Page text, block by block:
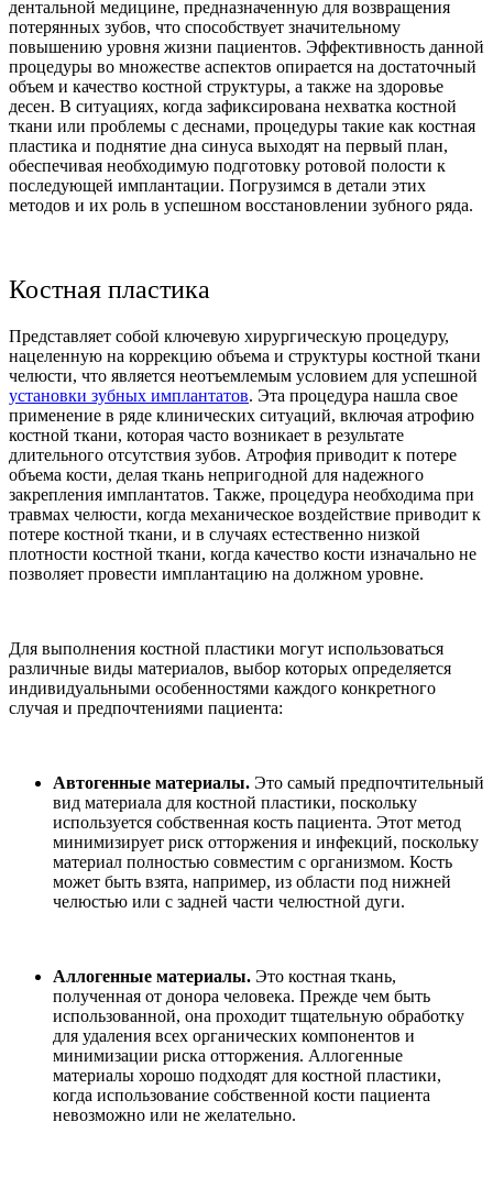
дентальной медицине, предназначенную для возвращения
потерянных зубов, что способствует значительному
повышению уровня жизни пациентов. Эффективность данной
процедуры во множестве аспектов опирается на достаточный
объем и качество костной структуры, а также на здоровье
десен. В ситуациях, когда зафиксирована нехватка костной
ткани или проблемы с деснами, процедуры такие как костная
пластика и поднятие дна синуса выходят на первый план,
обеспечивая необходимую подготовку ротовой полости к
последующей имплантации. Погрузимся в детали этих
методов и их роль в успешном восстановлении зубного ряда.
Костная пластика
Представляет собой ключевую хирургическую процедуру,
нацеленную на коррекцию объема и структуры костной ткани
челюсти, что является неотъемлемым условием для успешной
установки зубных имплантатов. Эта процедура нашла свое
применение в ряде клинических ситуаций, включая атрофию
костной ткани, которая часто возникает в результате
длительного отсутствия зубов. Атрофия приводит к потере
объема кости, делая ткань непригодной для надежного
закрепления имплантатов. Также, процедура необходима при
травмах челюсти, когда механическое воздействие приводит к
потере костной ткани, и в случаях естественно низкой
плотности костной ткани, когда качество кости изначально не
позволяет провести имплантацию на должном уровне.
Для выполнения костной пластики могут использоваться
различные виды материалов, выбор которых определяется
индивидуальными особенностями каждого конкретного
случая и предпочтениями пациента:
Автогенные материалы. Это самый предпочтительный
вид материала для костной пластики, поскольку
используется собственная кость пациента. Этот метод
минимизирует риск отторжения и инфекций, поскольку
материал полностью совместим с организмом. Кость
может быть взята, например, из области под нижней
челюстью или с задней части челюстной дуги.
Аллогенные материалы. Это костная ткань,
полученная от донора человека. Прежде чем быть
использованной, она проходит тщательную обработку
для удаления всех органических компонентов и
минимизации риска отторжения. Аллогенные
материалы хорошо подходят для костной пластики,
когда использование собственной кости пациента
невозможно или не желательно.